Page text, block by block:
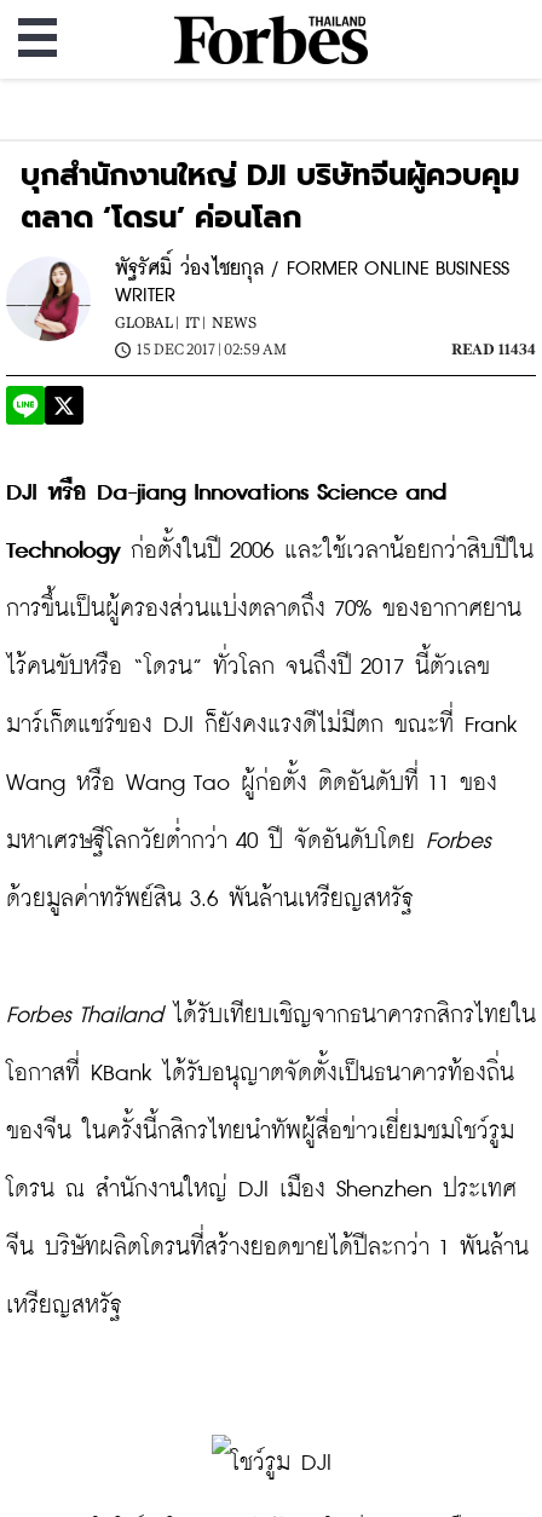
บุกสำนักงานใหญ่ DJI บริษัทจีนผู้ควบคุม
ตลาด ‘โดรน’ ค่อนโลก
พัฐรัศมิ์ ว่องไชยกุล / FORMER ONLINE BUSINESS
WRITER
GLOBAL | IT |
NEWS
15 DEC 2017 | 02:59 AM
READ 11434
DJI หรือ Da-jiang Innovations Science and
Technology ก่อตั้งในปี 2006 และใช้เวลาน้อยกว่าสิบปีใน
การขึ้นเป็นผู้ครองส่วนแบ่งตลาดถึง 70% ของอากาศยาน
ไร้คนขับหรือ “โดรน” ทั่วโลก จนถึงปี 2017 นี้ตัวเลข
มาร์เก็ตแชร์ของ DJI ก็ยังคงแรงดีไม่มีตก ขณะที่ Frank
Wang หรือ Wang Tao ผู้ก่อตั้ง ติดอันดับที่ 11 ของ
มหาเศรษฐีโลกวัยต่ำกว่า 40 ปี จัดอันดับโดย Forbes
ด้วยมูลค่าทรัพย์สิน 3.6 พันล้านเหรียญสหรัฐ
Forbes Thailand ได้รับเทียบเชิญจากธนาคารกสิกรไทยใน
โอกาสที่ KBank ได้รับอนุญาตจัดตั้งเป็นธนาคารท้องถิ่น
ของจีน ในครั้งนี้กสิกรไทยนำทัพผู้สื่อข่าวเยี่ยมชมโชว์รูม
โดรน ณ สำนักงานใหญ่ DJI เมือง Shenzhen ประเทศ
จีน บริษัทผลิตโดรนที่สร้างยอดขายได้ปีละกว่า 1 พันล้าน
เหรียญสหรัฐ